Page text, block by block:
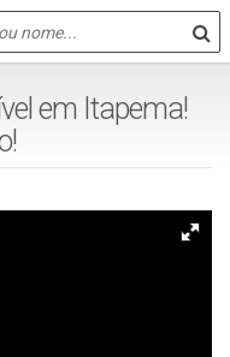
em Itapema!